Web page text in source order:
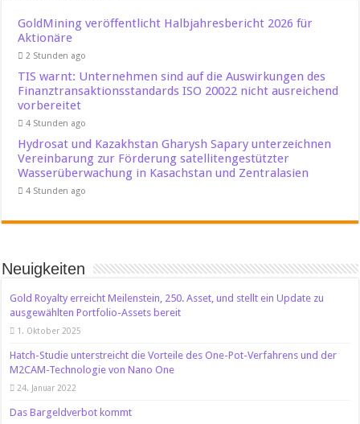
GoldMining veröffentlicht Halbjahresbericht 2026 für
Aktionäre
2 Stunden ago
TIS warnt: Unternehmen sind auf die Auswirkungen des
Finanztransaktionsstandards ISO 20022 nicht ausreichend
vorbereitet
4 Stunden ago
Hydrosat und Kazakhstan Gharysh Sapary unterzeichnen
Vereinbarung zur Förderung satellitengestützter
Wasserüberwachung in Kasachstan und Zentralasien
4 Stunden ago
Neuigkeiten
Gold Royalty erreicht Meilenstein, 250. Asset, und stellt ein Update zu
ausgewählten Portfolio-Assets bereit
1. Oktober 2025
Hatch-Studie unterstreicht die Vorteile des One-Pot-Verfahrens und der
M2CAM-Technologie von Nano One
24. Januar 2022
Das Bargeldverbot kommt